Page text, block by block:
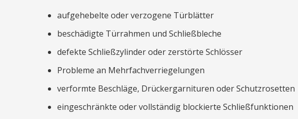
aufgehebelte oder verzogene Türblätter
beschädigte Türrahmen und Schließbleche
defekte Schließzylinder oder zerstörte Schlösser
Probleme an Mehrfachverriegelungen
verformte Beschläge, Drückergarnituren oder Schutzrosetten
eingeschränkte oder vollständig blockierte Schließfunktionen